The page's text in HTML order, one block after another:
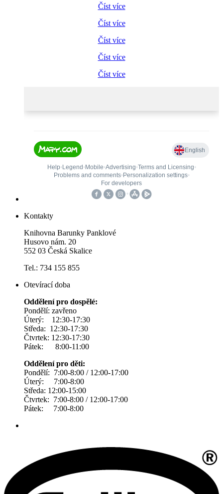
Číst více
Číst více
Číst více
Číst více
Číst více
Kontakty
Knihovna Barunky Panklové
Husovo nám. 20
552 03 Česká Skalice
Tel.: 734 155 855
Otevírací doba
Oddělení pro dospělé:
Pondělí: zavřeno
Úterý: 12:30-17:30
Středa: 12:30-17:30
Čtvrtek: 12:30-17:30
Pátek: 8:00-11:00
Oddělení pro děti:
Pondělí: 7:00-8:00 / 12:00-17:00
Úterý: 7:00-8:00
Středa: 12:00-15:00
Čtvrtek: 7:00-8:00 / 12:00-17:00
Pátek: 7:00-8:00